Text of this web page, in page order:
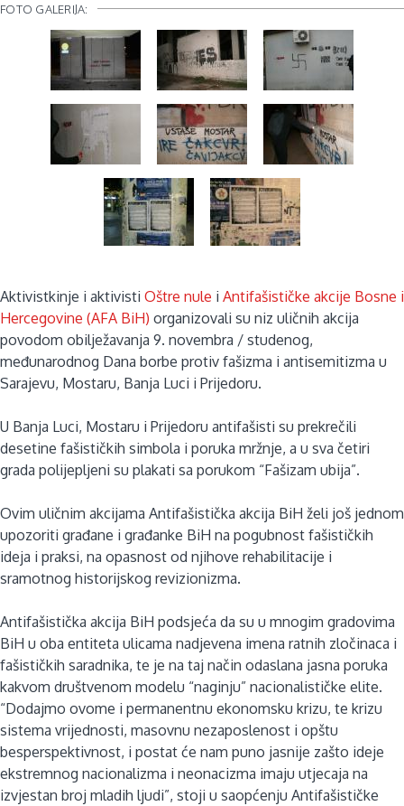
FOTO GALERIJA:
Aktivistkinje i aktivisti Oštre nule i Antifašističke akcije Bosne i
Hercegovine (AFA BiH) organizovali su niz uličnih akcija
povodom obilježavanja 9. novembra / studenog,
međunarodnog Dana borbe protiv fašizma i antisemitizma u
Sarajevu, Mostaru, Banja Luci i Prijedoru.
U Banja Luci, Mostaru i Prijedoru antifašisti su prekrečili
desetine fašističkih simbola i poruka mržnje, a u sva četiri
grada polijepljeni su plakati sa porukom “Fašizam ubija”.
Ovim uličnim akcijama Antifašistička akcija BiH želi još jednom
upozoriti građane i građanke BiH na pogubnost fašističkih
ideja i praksi, na opasnost od njihove rehabilitacije i
sramotnog historijskog revizionizma.
Antifašistička akcija BiH podsjeća da su u mnogim gradovima
BiH u oba entiteta ulicama nadjevena imena ratnih zločinaca i
fašističkih saradnika, te je na taj način odaslana jasna poruka
kakvom društvenom modelu “naginju” nacionalističke elite.
“Dodajmo ovome i permanentnu ekonomsku krizu, te krizu
sistema vrijednosti, masovnu nezaposlenost i opštu
besperspektivnost, i postat će nam puno jasnije zašto ideje
ekstremnog nacionalizma i neonacizma imaju utjecaja na
izvjestan broj mladih ljudi”, stoji u saopćenju Antifašističke